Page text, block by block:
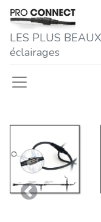
LES P​LUS
éclairages
Précedent